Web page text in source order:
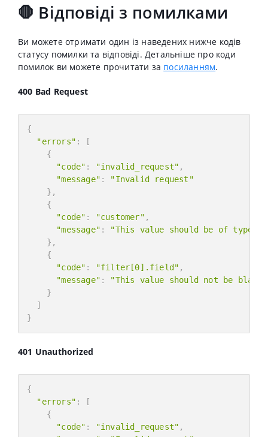
🛑 Відповіді з помилками
Ви можете отримати один із наведених нижче кодів
статусу помилки та відповіді. Детальніше про коди
помилок ви можете прочитати за посиланням.
400 Bad Request
{
"errors" :
[
{
"code" : "invalid_request" ,
"message" :
"Invalid request"
} ,
{
"code" : "customer" ,
"message" :
"This value should be of type
} ,
{
"code" : "filter[0].field" ,
"message" :
"This value should not be
}
]
}
401 Unauthorized
{
"errors" :
[
{
"code" : "invalid_request" ,